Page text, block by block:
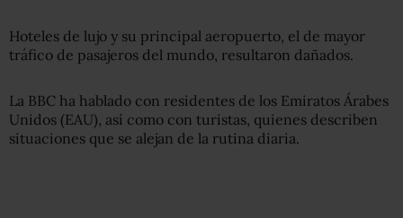
Hoteles de lujo y su principal aeropuerto, el de mayor
tráfico de pasajeros del mundo, resultaron dañados.
La BBC ha hablado con residentes de los Emiratos Árabes
Unidos (EAU), así como con turistas, quienes describen
situaciones que se alejan de la rutina diaria.